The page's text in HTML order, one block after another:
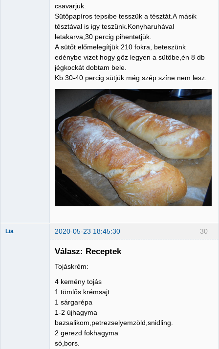
csavarjuk.
Sütőpapíros tepsibe tesszük a tésztát.A másik
tésztával is igy teszünk.Konyharuhával
letakarva,30 percig pihentetjük.
A sütőt előmelegítjük 210 fokra, beteszünk
edénybe vizet hogy gőz legyen a sütőbe,én 8 db
jégkockát dobtam bele.
Kb.30-40 percig sütjük még szép színe nem lesz.
30
Lia 2020-05-23 18:45:30
Válasz: Receptek
Tojáskrém:
4 kemény tojás
1 tömlős krémsajt
1 sárgarépa
1-2 újhagyma
bazsalikom,petrezselyemzöld,snidling.
2 gerezd fokhagyma
só,bors.